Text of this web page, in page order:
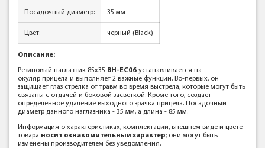
Посадочный диаметр: 35 мм
Цвет: черный (Black)
Описание:
Резиновый наглазник 85х35 BH-EC06 устанавливается на
окуляр прицела и выполняет 2 важные функции. Во-первых, он
защищает глаз стрелка от травм во время выстрела, которые могут быть
связаны с отдачей и боковой засветкой. Кроме того, создает
определенное удаление выходного зрачка прицела. Посадочный
диаметр данного наглазника - 35 мм, а длина - 85 мм.
Информация о характеристиках, комплектации, внешнем виде и цвете
товара носит ознакомительный характер; они могут быть
изменены производителем без уведомления.